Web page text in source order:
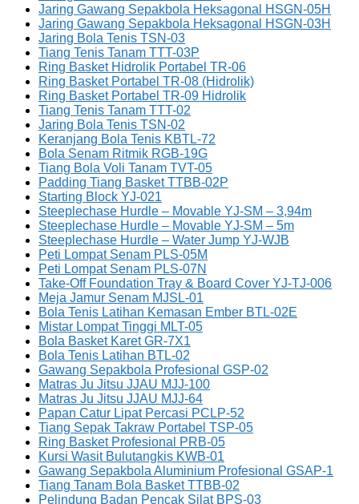
Jaring Gawang Sepakbola Heksagonal HSGN-05H
Jaring Gawang Sepakbola Heksagonal HSGN-03H
Jaring Bola Tenis TSN-03
Tiang Tenis Tanam TTT-03P
Ring Basket Hidrolik Portabel TR-06
Ring Basket Portabel TR-08 (Hidrolik)
Ring Basket Portabel TR-09 Hidrolik
Tiang Tenis Tanam TTT-02
Jaring Bola Tenis TSN-02
Keranjang Bola Tenis KBTL-72
Bola Senam Ritmik RGB-19G
Tiang Bola Voli Tanam TVT-05
Padding Tiang Basket TTBB-02P
Starting Block YJ-021
Steeplechase Hurdle – Movable YJ-SM – 3,94m
Steeplechase Hurdle – Movable YJ-SM – 5m
Steeplechase Hurdle – Water Jump YJ-WJB
Peti Lompat Senam PLS-05M
Peti Lompat Senam PLS-07N
Take-Off Foundation Tray & Board Cover YJ-TJ-006
Meja Jamur Senam MJSL-01
Bola Tenis Latihan Kemasan Ember BTL-02E
Mistar Lompat Tinggi MLT-05
Bola Basket Karet GR-7X1
Bola Tenis Latihan BTL-02
Gawang Sepakbola Profesional GSP-02
Matras Ju Jitsu JJAU MJJ-100
Matras Ju Jitsu JJAU MJJ-64
Papan Catur Lipat Percasi PCLP-52
Tiang Sepak Takraw Portabel TSP-05
Ring Basket Profesional PRB-05
Kursi Wasit Bulutangkis KWB-01
Gawang Sepakbola Aluminium Profesional GSAP-1
Tiang Tanam Bola Basket TTBB-02
Pelindung Badan Pencak Silat BPS-03